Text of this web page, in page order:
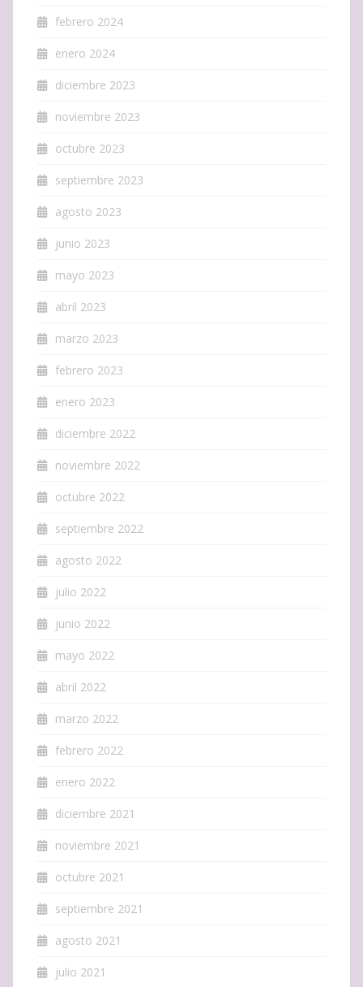
febrero 2024
enero 2024
diciembre 2023
noviembre 2023
octubre 2023
septiembre 2023
agosto 2023
junio 2023
mayo 2023
abril 2023
marzo 2023
febrero 2023
enero 2023
diciembre 2022
noviembre 2022
octubre 2022
septiembre 2022
agosto 2022
julio 2022
junio 2022
mayo 2022
abril 2022
marzo 2022
febrero 2022
enero 2022
diciembre 2021
noviembre 2021
octubre 2021
septiembre 2021
agosto 2021
julio 2021